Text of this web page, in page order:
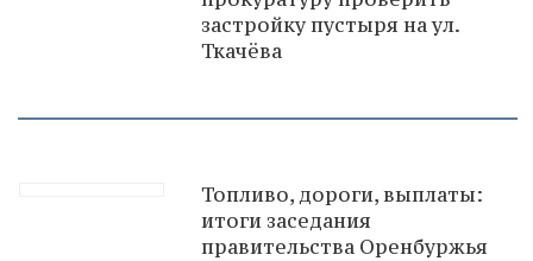
застройку пустыря на ул.
Ткачёва
Топливо, дороги, выплаты:
итоги заседания
правительства Оренбуржья